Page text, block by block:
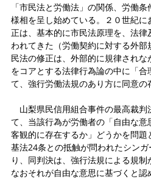
「市民法と労働法」の関係、労働
様相を呈し始めている。２０世紀
正は、基本的に市民法原理を、法
われてきた（労働契約に対する外
民法の修正は、外部的に規律され
をコアとする法律行為論の中に「
て、強行労働法規のあり方に同意の
山梨県民信用組合事件の最高裁判
て、当該行為が労働者の「自由な
客観的に存在するか」どうかを問
基法24条との抵触が問われたシン
り、同判決は、強行法規による規
なおそれが自由な意思に基づくと